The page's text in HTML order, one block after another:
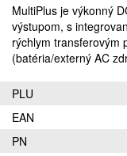
MultiPlus je výkonný
výstupom, s
rýchlym transferovým
(batéria/externý AC
PLU
EAN
PN